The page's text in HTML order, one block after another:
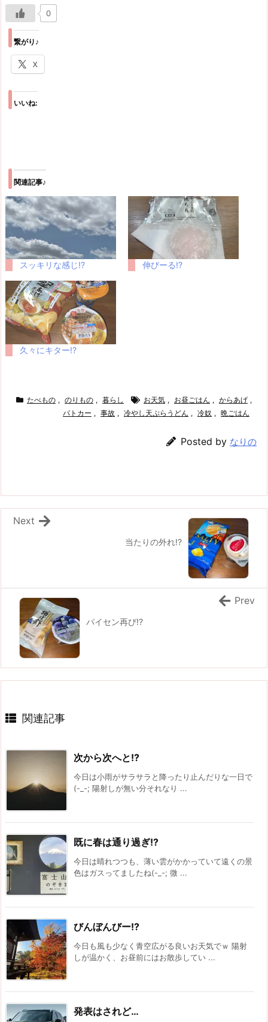
0
繋がり♪
X
いいね:
関連記事♪
スッキリな感じ!? 伸びーる!?
久々にキター!?
たべもの , のりもの , 暮らし お天気 , お昼ごはん , からあげ ,
パトカー , 事故 , 冷やし天ぷらうどん , 冷奴 , 晩ごはん
Posted by なりの
当たりの外れ!?
Next
パイセン再び!?
Prev
関連記事
次から次へと!?
今日は小雨がサラサラと降ったり止んだりな一日で
(-_-; 陽射しが無い分それなり ...
既に春は通り過ぎ!?
今日は晴れつつも、薄い雲がかかっていて遠くの景
色はガスってましたね(-_-; 微 ...
びんぼんびー!?
今日も風も少なく青空広がる良いお天気でｗ 陽射
しが温かく、お昼前にはお散歩してい ...
発表はされど…